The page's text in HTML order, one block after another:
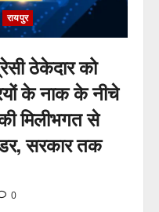
रायपुर
ठेकेदार को
के नाक के नीचे
मिलीभगत से
सरकार तक
0